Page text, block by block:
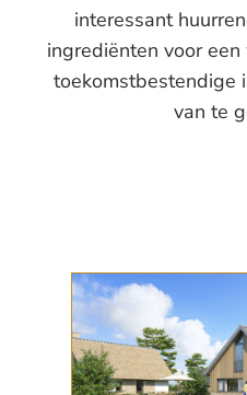
interessant
ingrediënten voor
toekomstbestendige
van te